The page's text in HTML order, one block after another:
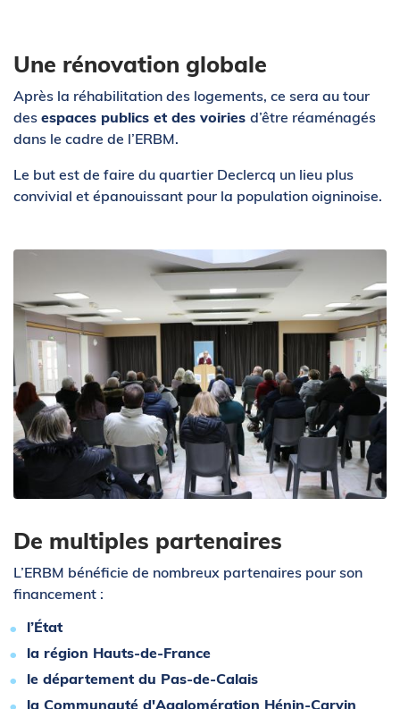
Une rénovation globale
Après la réhabilitation des logements, ce sera au tour
des espaces publics et des voiries d’être réaménagés
dans le cadre de l’ERBM.
Le but est de faire du quartier Declercq un lieu plus
convivial et épanouissant pour la population oigninoise.
De multiples partenaires
L’ERBM bénéficie de nombreux partenaires pour son
financement :
l’État
la région Hauts-de-France
le département du Pas-de-Calais
la Communauté d'Agglomération Hénin-Carvin